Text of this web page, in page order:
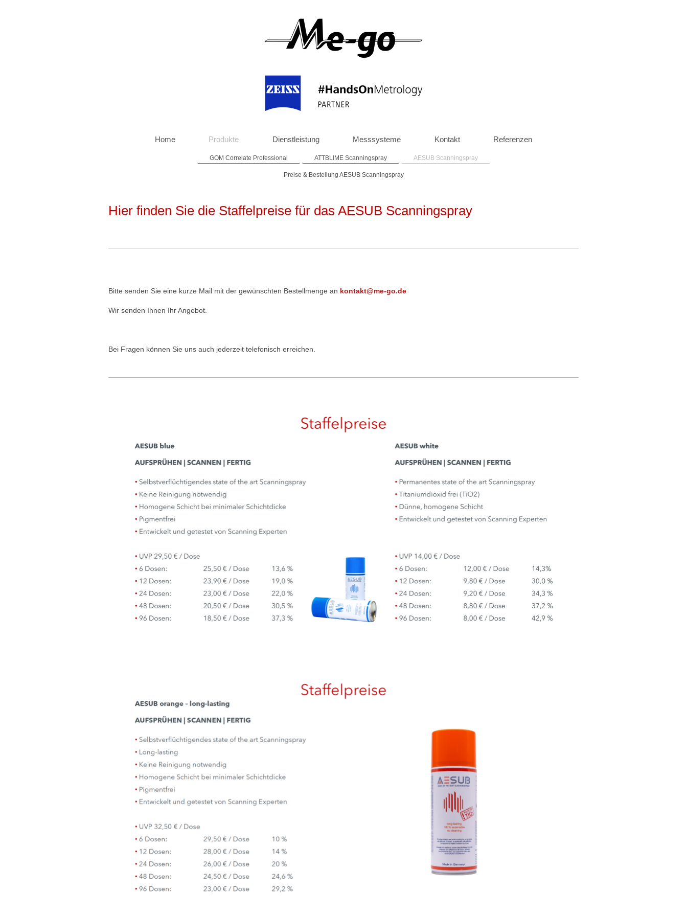
Home Produkte Dienstleistung Messsysteme Kontakt Referenzen
GOM Correlate Professional ATTBLIME Scanningspray AESUB Scanningspray
Preise & Bestellung AESUB Scanningspray
Hier finden Sie die Staffelpreise für das AESUB Scanningspray
Bitte senden Sie eine kurze Mail mit der gewünschten Bestellmenge an kontakt@me-go.de
Wir senden Ihnen Ihr Angebot.
Bei Fragen können Sie uns auch jederzeit telefonisch erreichen.